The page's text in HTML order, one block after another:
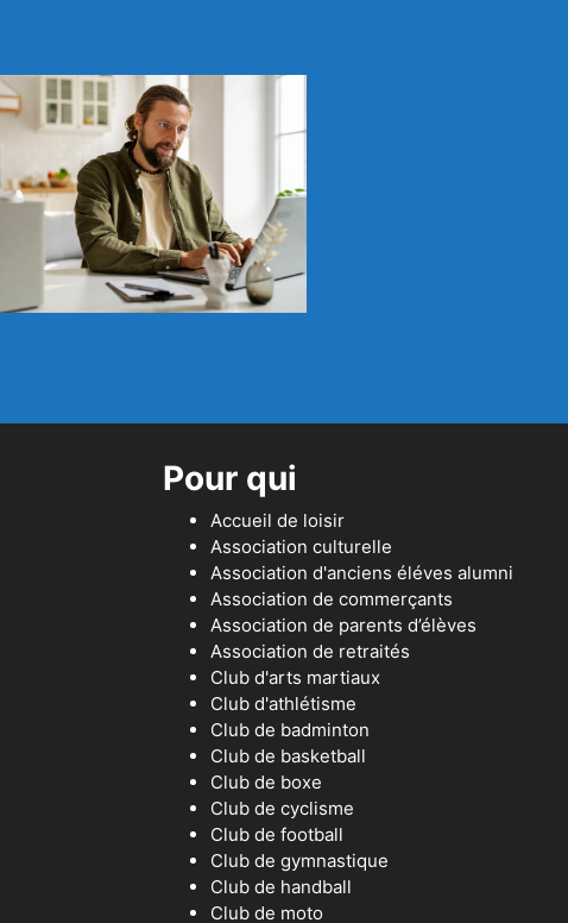
Pour qui
Accueil de loisir
Association culturelle
Association d'anciens éléves alumni
Association de commerçants
Association de parents d’élèves
Association de retraités
Club d'arts martiaux
Club d'athlétisme
Club de badminton
Club de basketball
Club de boxe
Club de cyclisme
Club de football
Club de gymnastique
Club de handball
Club de moto